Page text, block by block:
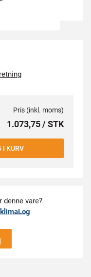
Pris (inkl. moms)
1.073,75 / STK
KURV
denne vare?